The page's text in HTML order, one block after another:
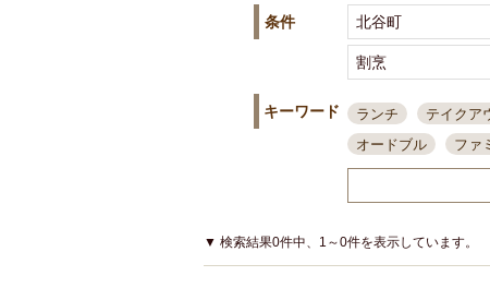
条件
キーワード ランチ テイクア
オードブル
ファ
接待・会食
ちょ
結婚式二次会
夜10時以降入店可
▼ 検索結果0件中、1～0件を表示しています。